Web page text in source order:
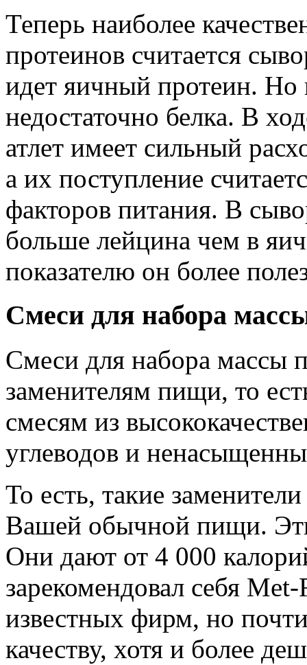
Теперь наиболее
протеинов считается
идет яичный протеин. Но
недостаточно белка. В
атлет имеет сильный
а их поступление
факторов питания. В
больше лейцина чем в
показателю он более
Смеси для набора
Смеси для набора массы
заменителям пищи, то
смесям из
углеводов и
То есть, такие
Вашей обычной пищи.
Они дают от 4 000
зарекомендовал себя
известных фирм, но
качеству, хотя и более